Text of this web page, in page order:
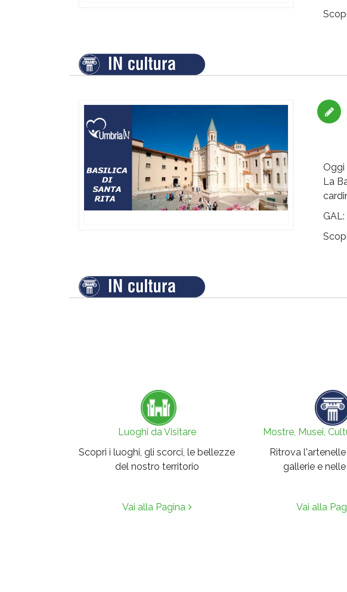
Oggi
La
GAL:
Luoghi da Visitare
Scopri i luoghi, gli scorci, le bellezze
del nostro territorio
Vai alla Pagina
Mostre, Musei,
Ritrova
gallerie e
Vai alla